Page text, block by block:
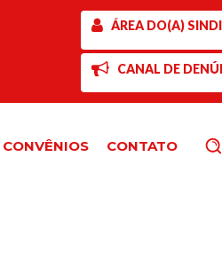
ÁREA DO(A)
CANAL DE
CONVÊNIOS CONTATO